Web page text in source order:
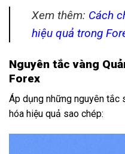
Xem thêm: Cách
hiệu quả trong
Nguyên tắc vàng
Forex
Áp dụng những nguyên tắc
hóa hiệu quả sao chép: